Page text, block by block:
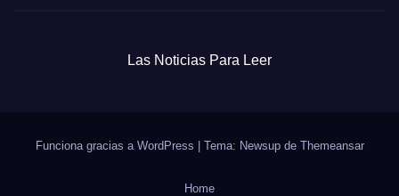
Las Noticias Para Leer
Funciona gracias a WordPress | Tema: Newsup de Themeansar
Home